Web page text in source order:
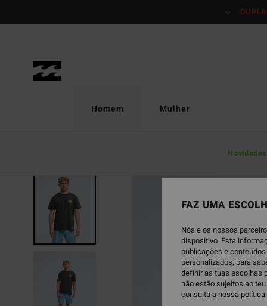
produto
Homem
Novidades
Mulher
FAZ UMA
Nós e os nossos
dispositivo. Esta
publicações e
personalizados; para
definir as tuas escolhas
não estão sujeitos ao
consulta a nossa política